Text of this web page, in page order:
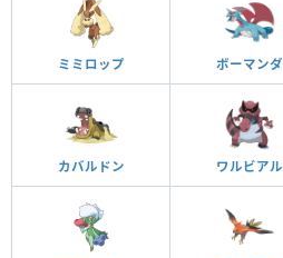
ミミロップ ボーマンダ
カバルドン ワルビアル